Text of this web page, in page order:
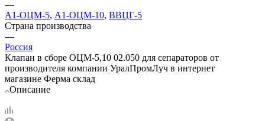
—
А1-ОЦМ-5, А1-ОЦМ-10, ВВЦГ-5
Страна производства
—
Россия
Клапан в сборе ОЦМ-5,10 02.050 для сепараторов от
производителя компании УралПромЛуч в интернет
магазине Ферма склад
Описание